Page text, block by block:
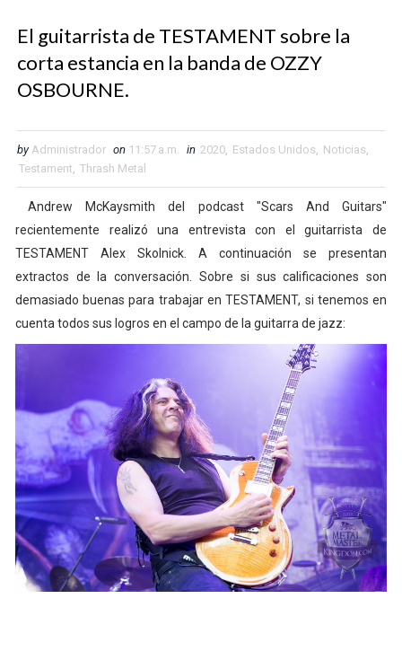
El guitarrista de TESTAMENT sobre la
corta estancia en la banda de OZZY
OSBOURNE.
by Administrador on 11:57 a.m. in 2020, Estados Unidos, Noticias,
Testament, Thrash Metal
Andrew McKaysmith del podcast "Scars And Guitars"
recientemente realizó una entrevista con el guitarrista de
TESTAMENT Alex Skolnick. A continuación se presentan
extractos de la conversación. Sobre si sus calificaciones son
demasiado buenas para trabajar en TESTAMENT, si tenemos en
cuenta todos sus logros en el campo de la guitarra de jazz: